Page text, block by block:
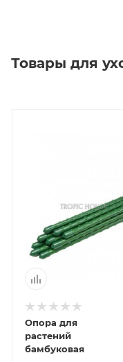
Товары для
Опора для
растений
бамбуковая